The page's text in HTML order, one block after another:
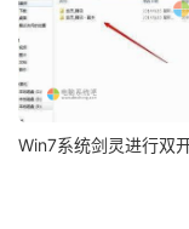
Win7系统剑灵进行双